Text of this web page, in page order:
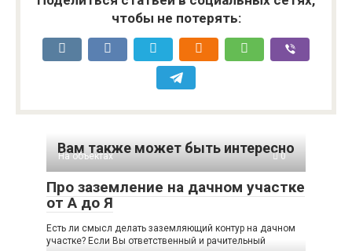
чтобы не потерять:
Вам также может быть интересно
На объектах 0
Про заземление на дачном участке
от А до Я
Есть ли смысл делать заземляющий контур на дачном
участке? Если Вы ответственный и рачительный